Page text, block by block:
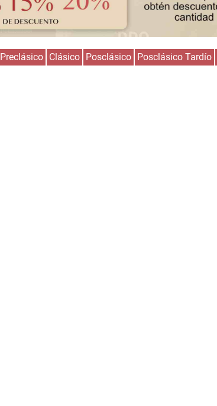
Preclásico Clásico Posclásico Posclásico Tardío